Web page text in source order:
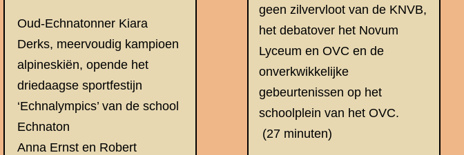
Oud-Echnatonner Kiara
Derks, meervoudig kampioen
alpineskiën, opende het
driedaagse sportfestijn
‘Echnalympics’ van de school
Echnaton
Anna Ernst en Robert
geen zilvervloot van de KNVB,
het debatover het Novum
Lyceum en OVC en de
onverkwikkelijke
gebeurtenissen op het
schoolplein van het OVC.
(27 minuten)